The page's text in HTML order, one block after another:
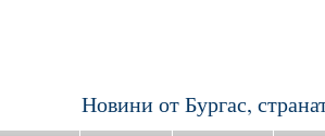
Новини от Бургас,